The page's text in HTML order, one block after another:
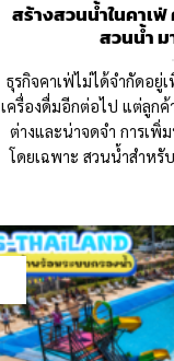
สร้างสวนน้ำในคาเ
สวนน้ำ
ธุรกิจคาเฟ่ไม่ได้จำกัดอยู่
เครื่องดื่มอีกต่อไป แต่ลูก
ต่างและน่าจดจำ การเ
โดยเฉพาะ สวนน้ำสำหรั